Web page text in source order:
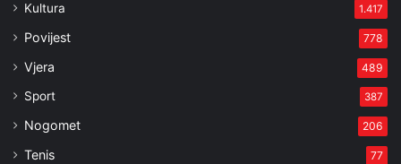
Kultura 1.417
Povijest 778
Vjera 489
Sport 387
Nogomet 206
Tenis 77